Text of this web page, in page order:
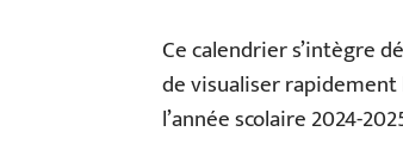
Ce calendrier s’intègre
de visualiser
l’année scolaire 2024-